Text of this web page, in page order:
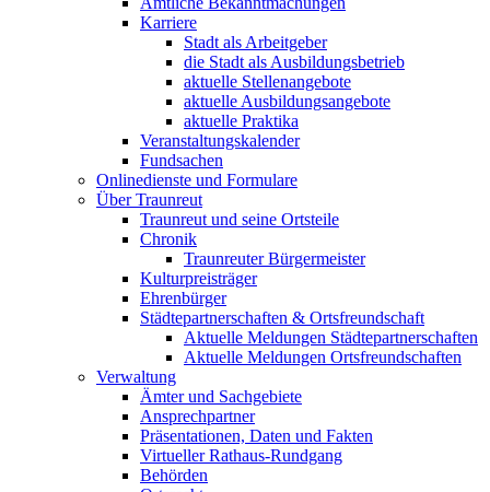
Karriere
Stadt als Arbeitgeber
die Stadt als Ausbildungsbetrieb
aktuelle Stellenangebote
aktuelle Ausbildungsangebote
aktuelle Praktika
Veranstaltungskalender
Fundsachen
Onlinedienste und Formulare
Über Traunreut
Traunreut und seine Ortsteile
Chronik
Traunreuter Bürgermeister
Kulturpreisträger
Ehrenbürger
Städtepartnerschaften & Ortsfreundschaft
Aktuelle Meldungen Städtepartnerschaften
Aktuelle Meldungen Ortsfreundschaften
Verwaltung
Ämter und Sachgebiete
Ansprechpartner
Präsentationen, Daten und Fakten
Virtueller Rathaus-Rundgang
Behörden